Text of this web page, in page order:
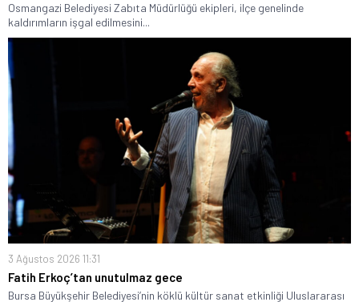
Osmangazi Belediyesi Zabıta Müdürlüğü ekipleri, ilçe genelinde
kaldırımların işgal edilmesini...
3 Ağustos 2026 11:31
Fatih Erkoç’tan unutulmaz gece
Bursa Büyükşehir Belediyesi’nin köklü kültür sanat etkinliği Uluslararası